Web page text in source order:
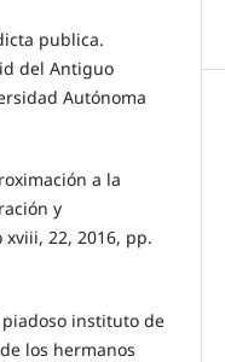
publica.
del Antiguo
Autónoma
a la
y
22, 2016, pp.
instituto de
los hermanos